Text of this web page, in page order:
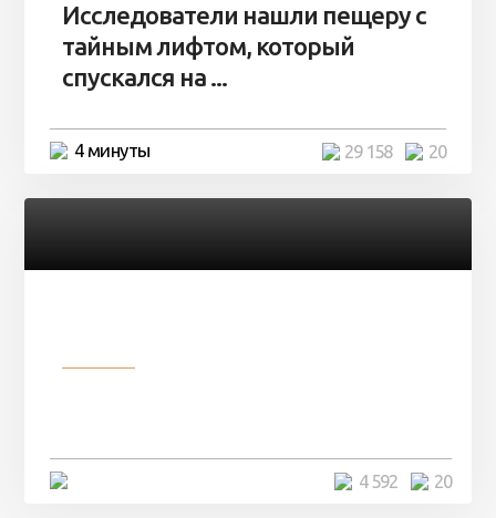
Исследователи нашли пещеру с
тайным лифтом, который
спускался на ...
4 минуты 20
29 158
20
4 592